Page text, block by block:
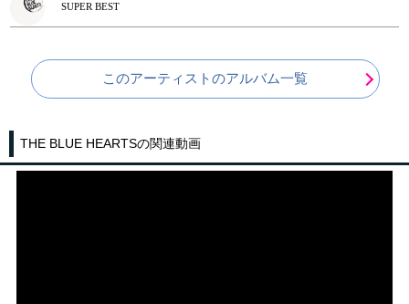
SUPER BEST
このアーティストのアルバム一覧
THE BLUE HEARTSの関連動画